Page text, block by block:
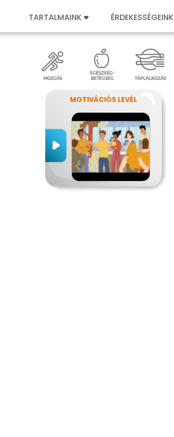
TARTALMAINK ÉRDEKESSÉGEINK
MOTIVÁCIÓS LEVÉL